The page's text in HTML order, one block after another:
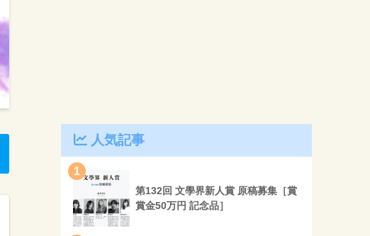
人気記事
1
第132回 文學界新人賞 原稿募集［賞
賞金50万円 記念品］